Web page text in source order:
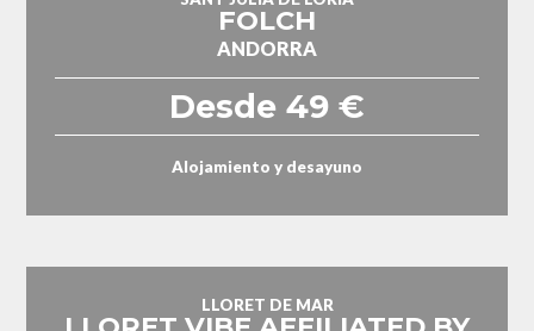
FOLCH
ANDORRA
Desde 49 €
Alojamiento y desayuno
LLORET DE MAR